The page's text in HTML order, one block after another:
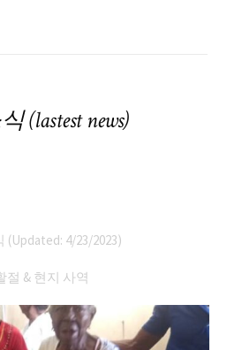
(lastest news)
(Updated: 4/23/2023)
절 & 현지 사역